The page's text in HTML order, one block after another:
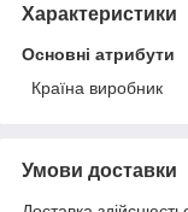
Характеристики
Основні атрибути
Країна виробник
Умови доставки